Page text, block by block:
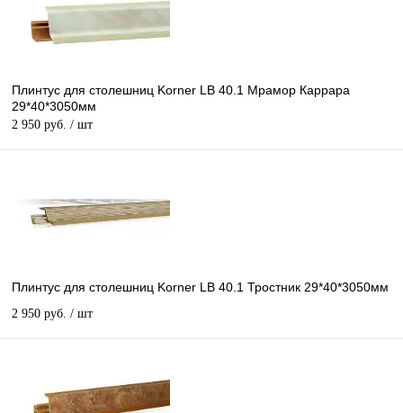
Плинтус для столешниц Korner LB 40.1 Мрамор Каррара
29*40*3050мм
2 950 руб. / шт
Плинтус для столешниц Korner LB 40.1 Тростник 29*40*3050мм
2 950 руб. / шт